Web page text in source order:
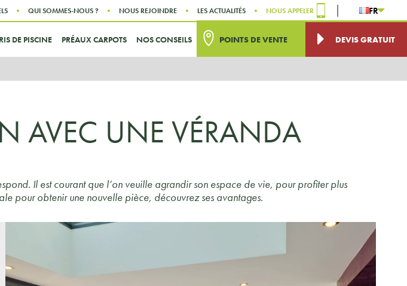
menu
contenuQUI SOMMES-NOUS ? NOUS REJOINDRE LES ACTUALITÉS NOUS APPELER FR
DE PISCINE PRÉAUX CARPOTS NOS CONSEILS POINTS DE VENTE DEVIS GRATUIT
AVEC UNE VÉRANDA
Il est courant que l’on veuille agrandir son espace de vie, pour profiter plus
pour obtenir une nouvelle pièce, découvrez ses avantages.